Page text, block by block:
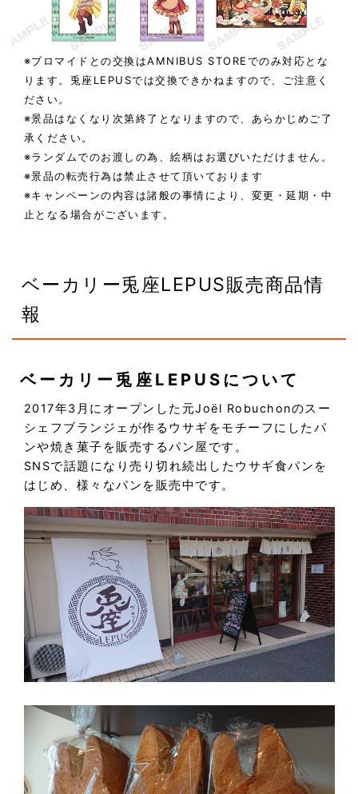
※ブロマイドとの交換はAMNIBUS STOREでのみ対応とな
ります。兎座LEPUSでは交換できかねますので、ご注意く
ださい。
※景品はなくなり次第終了となりますので、あらかじめご了
承ください。
※ランダムでのお渡しの為、絵柄はお選びいただけません。
※景品の転売行為は禁止させて頂いております
※キャンペーンの内容は諸般の事情により、変更・延期・中
止となる場合がございます。
ベーカリー兎座LEPUS販売商品情
報
ベーカリー兎座LEPUSについて
2017年3月にオープンした元Joël Robuchonのスー
シェフブランジェが作るウサギをモチーフにしたパ
ンや焼き菓子を販売するパン屋です。
SNSで話題になり売り切れ続出したウサギ食パンを
はじめ、様々なパンを販売中です。